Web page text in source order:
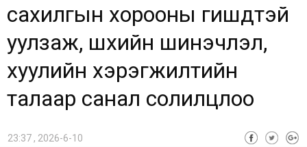
сахилгын хорооны гишүүдтэй
уулзаж, шүүхийн шинэчлэл,
хуулийн хэрэгжилтийн
талаар санал солилцлоо
23:37 , 2026-6-10